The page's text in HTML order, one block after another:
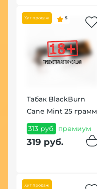
Хит продаж 5
Табак BlackBurn
Cane Mint 25 грамм
313 руб. премиум
319 руб.
Хит продаж